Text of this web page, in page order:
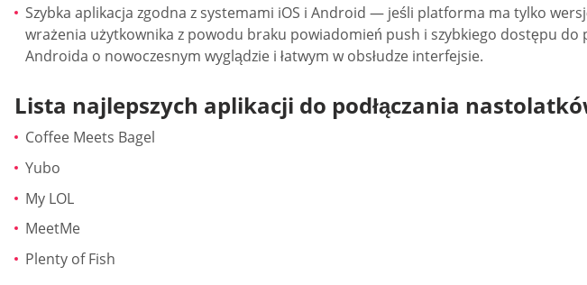
Szybka aplikacja zgodna z systemami iOS i Android — jeśli platforma ma tylko
wrażenia użytkownika z powodu braku powiadomień push i szybkiego dostępu
Androida o nowoczesnym wyglądzie i łatwym w obsłudze interfejsie.
Lista najlepszych aplikacji do podłączania
Coffee Meets Bagel
Yubo
My LOL
MeetMe
Plenty of Fish